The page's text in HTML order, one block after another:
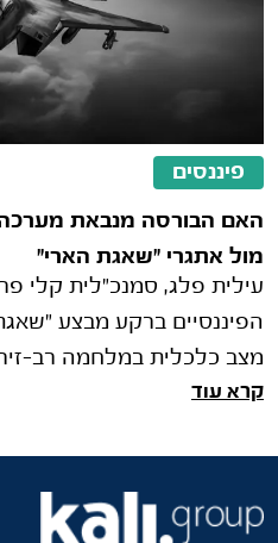
פיננסים
האם הבורסה מנבאת
מול אתגרי "שאגת הארי"
עילית פלג, סמנכ"לית קלי
הפיננסיים ברקע מבצע
מצב כלכלית במלחמה רב-
החזית מול איראן, ולמרות
קרא עוד